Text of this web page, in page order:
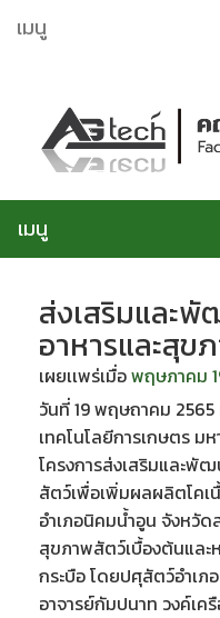
ไป
เมนู
เมนู
ส่งเสริมและ
อาหารและสุข
เผยเเพร่เมื่อพฤษภาคม
วันที่ 19 พฤษถาคม
เทคโนโลยีการเกษตร
โครงการส่งเสริมและพั
สัตว์เพื่อเพิ่มผลผลิตโคเ
อำเภอนิคมน้ำอูน จังหวั
สุขภาพสัตว์เบื้องต้นและ
กระบือ โดยปศุสัตว์อำเ
อาจารย์กัมปนาท วงค์เค